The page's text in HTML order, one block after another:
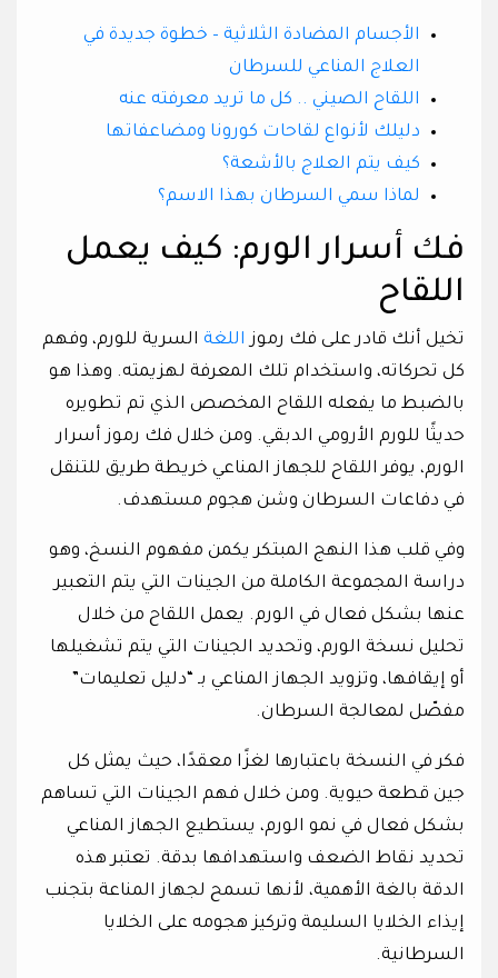
الأجسام المضادة الثلاثية – خطوة جديدة في
العلاج المناعي للسرطان
اللقاح الصيني .. كل ما تريد معرفته عنه
دليلك لأنواع لقاحات كورونا ومضاعفاتها
كيف يتم العلاج بالأشعة؟
لماذا سمي السرطان بهذا الاسم؟
فك أسرار الورم: كيف يعمل
اللقاح
تخيل أنك قادر على فك رموز اللغة السرية للورم، وفهم
كل تحركاته، واستخدام تلك المعرفة لهزيمته. وهذا هو
بالضبط ما يفعله اللقاح المخصص الذي تم تطويره
حديثًا للورم الأرومي الدبقي. ومن خلال فك رموز أسرار
الورم، يوفر اللقاح للجهاز المناعي خريطة طريق للتنقل
في دفاعات السرطان وشن هجوم مستهدف.
وفي قلب هذا النهج المبتكر يكمن مفهوم النسخ، وهو
دراسة المجموعة الكاملة من الجينات التي يتم التعبير
عنها بشكل فعال في الورم. يعمل اللقاح من خلال
تحليل نسخة الورم، وتحديد الجينات التي يتم تشغيلها
أو إيقافها، وتزويد الجهاز المناعي بـ “دليل تعليمات”
مفصّل لمعالجة السرطان.
فكر في النسخة باعتبارها لغزًا معقدًا، حيث يمثل كل
جين قطعة حيوية. ومن خلال فهم الجينات التي تساهم
بشكل فعال في نمو الورم، يستطيع الجهاز المناعي
تحديد نقاط الضعف واستهدافها بدقة. تعتبر هذه
الدقة بالغة الأهمية، لأنها تسمح لجهاز المناعة بتجنب
إيذاء الخلايا السليمة وتركيز هجومه على الخلايا
السرطانية.